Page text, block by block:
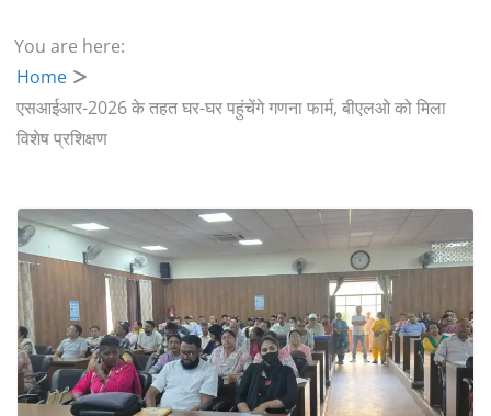
You are here:
Home
एसआईआर-2026 के तहत घर-घर पहुंचेंगे गणना फार्म, बीएलओ को मिला
विशेष प्रशिक्षण